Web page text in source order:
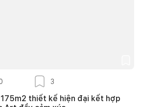
3
thiết kế hiện đại kết hợp